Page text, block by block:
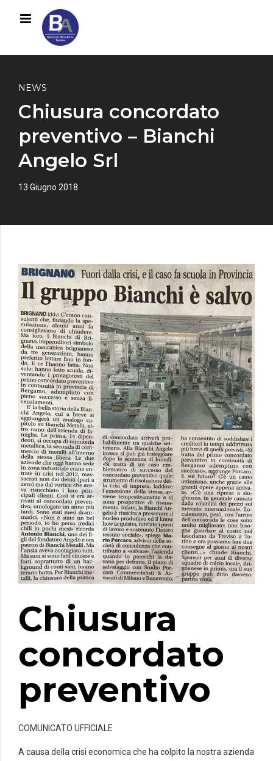
NEWS
Chiusura concordato
preventivo – Bianchi
Angelo Srl
13 Giugno 2018
Chiusura
concordato
preventivo
COMUNICATO UFFICIALE
A causa della crisi economica che ha colpito la nostra azienda